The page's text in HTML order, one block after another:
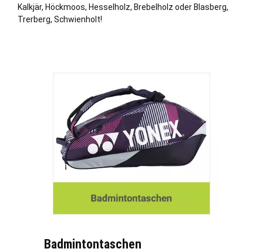
Kalkjär, Höckmoos, Hesselholz, Brebelholz oder Blasberg,
Trerberg, Schwienholt!
Badmintontaschen